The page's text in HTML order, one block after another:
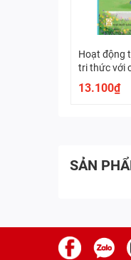
Hoạt động
tri thức với
13.100₫
SẢN